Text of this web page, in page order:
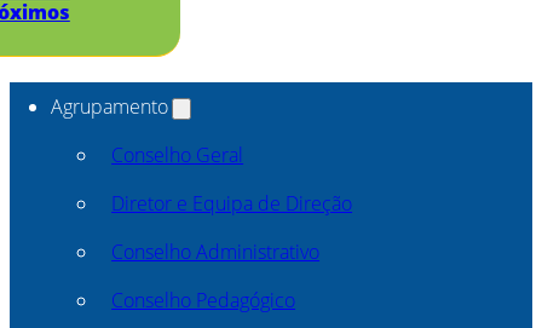
Agrupamento
Conselho Geral
Diretor e Equipa de Direção
Conselho Administrativo
Conselho Pedagógico